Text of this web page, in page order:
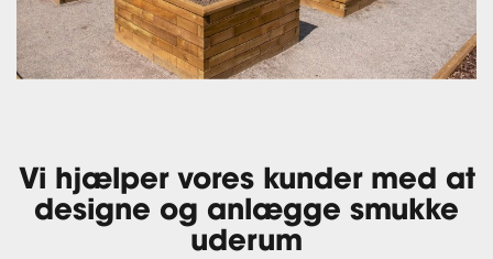
Vi hjælper vores kunder med at
designe og anlægge smukke
uderum